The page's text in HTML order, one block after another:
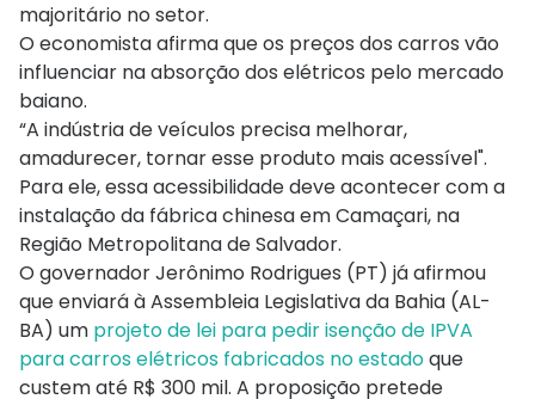
majoritário no setor.
O economista afirma que os preços dos carros vão
influenciar na absorção dos elétricos pelo mercado
baiano.
“A indústria de veículos precisa melhorar,
amadurecer, tornar esse produto mais acessível".
Para ele, essa acessibilidade deve acontecer com a
instalação da fábrica chinesa em Camaçari, na
Região Metropolitana de Salvador.
O governador Jerônimo Rodrigues (PT) já afirmou
que enviará à Assembleia Legislativa da Bahia (AL-
BA) um projeto de lei para pedir isenção de IPVA
para carros elétricos fabricados no estadoque
custem até R$ 300 mil. A proposição pretede